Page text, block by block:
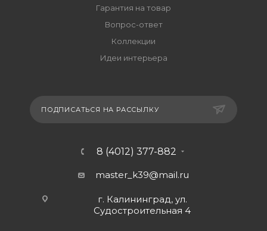
Гарантия на товар
Вопрос-ответ
Коллекции
Идеи интерьера
ПОДПИСАТЬСЯ НА РАССЫЛКУ
8 (4012) 377-882
master_k39@mail.ru
г. Калининград, ул.
Судостроительная 4